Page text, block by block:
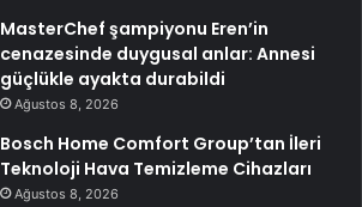
MasterChef şampiyonu Eren’in
cenazesinde duygusal anlar: Annesi
güçlükle ayakta durabildi
Ağustos 8, 2026
Bosch Home Comfort Group’tan İleri
Teknoloji Hava Temizleme Cihazları
Ağustos 8, 2026